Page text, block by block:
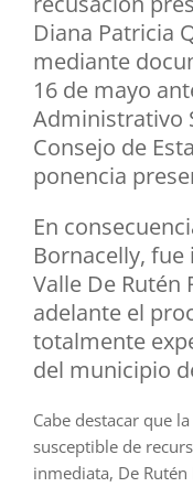
Diana Patricia
mediante
16 de mayo
Administrativo
Consejo de
ponencia
En
Bornacelly, fue
Valle De Rutén
adelante el
totalmente
del municipio
Cabe destacar que
susceptible de
inmediata, De